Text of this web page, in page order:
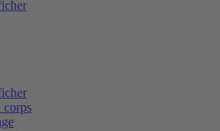
corps